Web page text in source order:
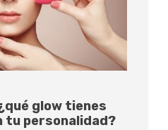
glow tienes
tu personalidad?